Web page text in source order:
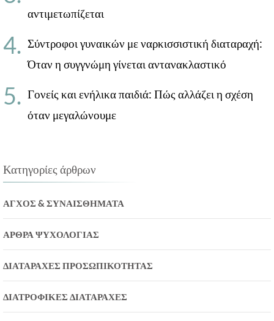
αντιμετωπίζεται
Σύντροφοι γυναικών με ναρκισσιστική διαταραχή:
Όταν η συγγνώμη γίνεται αντανακλαστικό
Γονείς και ενήλικα παιδιά: Πώς αλλάζει η σχέση
όταν μεγαλώνουμε
Κατηγορίες άρθρων
ΆΓΧΟΣ & ΣΥΝΑΙΣΘΉΜΑΤΑ
ΆΡΘΡΑ ΨΥΧΟΛΟΓΊΑΣ
ΔΙΑΤΑΡΑΧΈΣ ΠΡΟΣΩΠΙΚΌΤΗΤΑΣ
ΔΙΑΤΡΟΦΙΚΈΣ ΔΙΑΤΑΡΑΧΈΣ